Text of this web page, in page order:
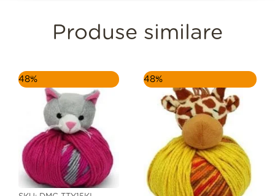
Produse similare
48%
a
fost:
29,00 lei.
Prețul
curent
este:
15,00 lei.
48%
a
fost:
29,00 lei.
este:
15,00 lei.